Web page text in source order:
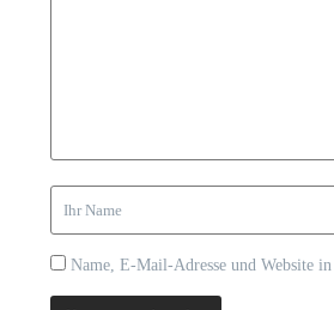
Name, E-Mail-Adresse und Website